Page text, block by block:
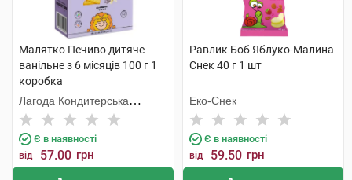
Малятко Печиво дитяче
ванільне з 6 місяців 100 г 1
коробка
Лагода Кондитерська
Фабрика
Є в наявності
від 57.00 грн
Равлик Боб Яблуко-Малина
Снек 40 г 1 шт
Еко-Снек
Є в наявності
від 59.50 грн